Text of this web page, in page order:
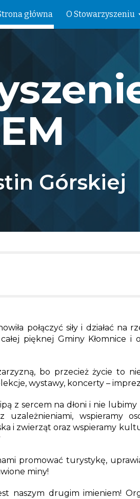
Skip to navigation
główna O Stowarzyszeniu
Górskiej
połączyć siły i działać na
pięknej Gminy Kłomnice
bo przecież życie to
wystawy, koncerty –
z sercem na dłoni i nie
uzależnieniami, wspieramy
i zwierząt oraz wspieramy
promować turystykę,
miny!
naszym drugim imieniem!